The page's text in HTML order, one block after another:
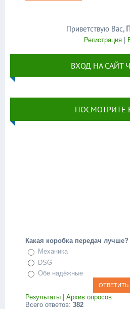
Приветствую Вас,
Регистрация|
ВХОД НА САЙТ
ПОСМОТРИТЕ
Какая коробка передач лучше?
Механика
DSG
Обе надёжные
Результаты | Архив опросов
Всего ответов: 382